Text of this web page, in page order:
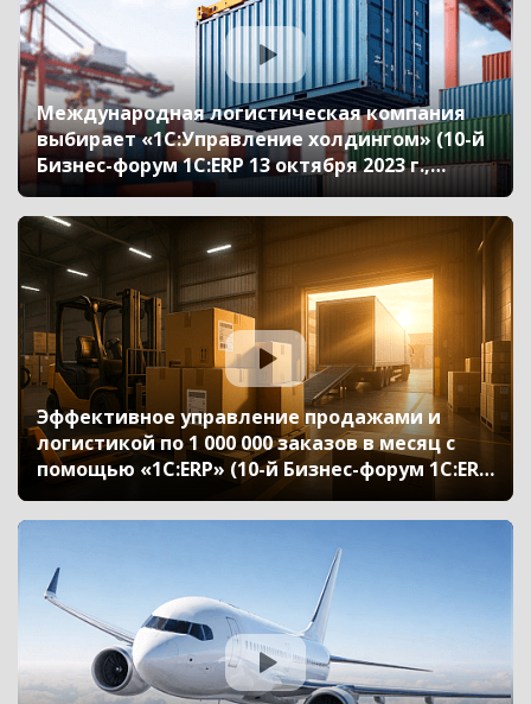
Международная логистическая компания
выбирает «1С:Управление холдингом» (10-й
Бизнес-форум 1С:ERP 13 октября 2023 г.,
Павлова Тамара, ООО «Сервисный Центр
ФЕСКО»)
Эффективное управление продажами и
логистикой по 1 000 000 заказов в месяц с
помощью «1С:ERP» (10-й Бизнес-форум 1С:ERP
13 октября 2023 г., Поляков Руслан,
«Greenway Global»)